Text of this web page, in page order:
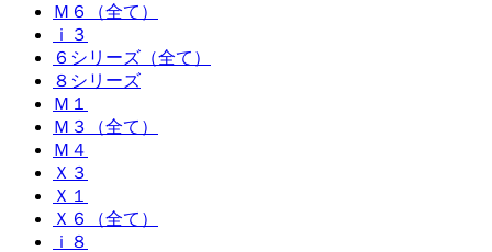
Ｍ６（全て）
ｉ３
６シリーズ（全て）
８シリーズ
Ｍ１
Ｍ３（全て）
Ｍ４
Ｘ３
Ｘ１
Ｘ６（全て）
ｉ８